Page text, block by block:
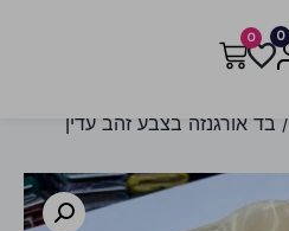
0
0
/ בד אורגנזה בצבע זהב עדין